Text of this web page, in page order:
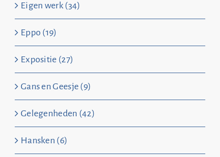
Eigen werk (34)
Eppo (19)
Expositie (27)
Gans en Geesje (9)
Gelegenheden (42)
Hansken (6)